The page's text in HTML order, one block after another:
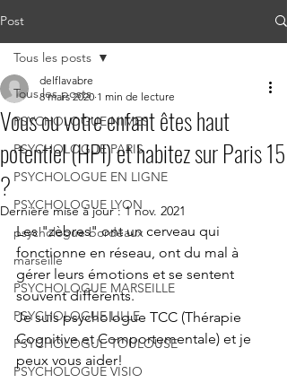
Post
Tous les posts
PSYCHOLOGUE NIMES
PSYCHOLOGUE PARIS
PSYCHOLOGUE EN LIGNE
PSYCHOLOGUE LYON
psychologue bordeaux
marseille
PSYCHOLOGUE MARSEILLE
PSYCHOLOGUE LILLE
PSYCHOLOGUE TOULOUSE
PSYCHOLOGUE VISIO
Tous les posts
Vous ou votre enfant êtes haut
potentiel (HPI) et habitez sur Paris 15
?
delflavabre
8 mars 2020 1 min de lecture
Dernière mise à jour :1 nov. 2021
Les "zèbres" ont un cerveau qui
fonctionne en réseau, ont du mal à
gérer leurs émotions et se sentent
souvent différents.
Je suis psychologue TCC (Thérapie
Cognitive et Comportementale) et je
peux vous aider!